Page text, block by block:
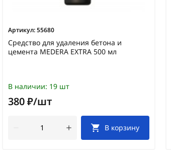
Артикул:55680
Средство для удаления бетона и
цемента MEDERA EXTRA 500 мл
В наличии: 19 шт
380 ₽/шт
В корзину